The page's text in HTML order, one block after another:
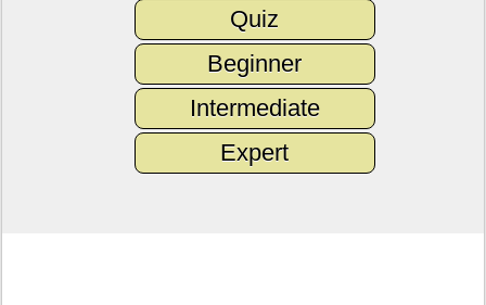
Quiz
Beginner
Intermediate
Expert